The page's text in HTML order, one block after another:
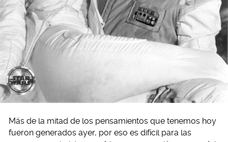
Más de la mitad de los pensamientos que tenemos hoy
fueron generados ayer, por eso es difícil para las